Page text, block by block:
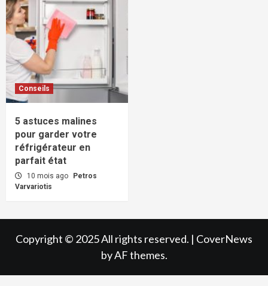
Conseils
5 astuces malines
pour garder votre
réfrigérateur en
parfait état
10 mois ago
Petros
Varvariotis
Copyright © 2025 All rights reserved. | CoverNews
by AF themes.